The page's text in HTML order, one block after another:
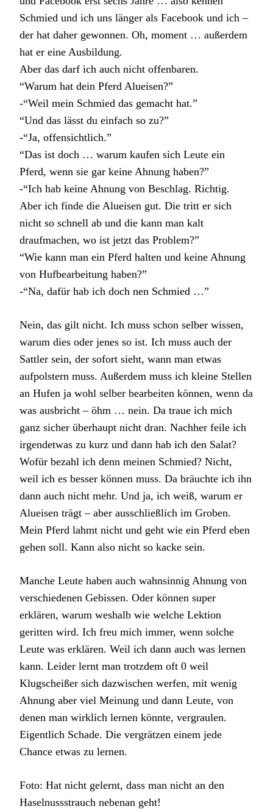
Schmied und ich uns länger als Facebook und ich –
der hat daher gewonnen. Oh, moment … außerdem
hat er eine Ausbildung.
Aber das darf ich auch nicht offenbaren.
“Warum hat dein Pferd Alueisen?”
-“Weil mein Schmied das gemacht hat.”
“Und das lässt du einfach so zu?”
-“Ja, offensichtlich.”
“Das ist doch … warum kaufen sich Leute ein
Pferd, wenn sie gar keine Ahnung haben?”
-“Ich hab keine Ahnung von Beschlag. Richtig.
Aber ich finde die Alueisen gut. Die tritt er sich
nicht so schnell ab und die kann man kalt
draufmachen, wo ist jetzt das Problem?”
“Wie kann man ein Pferd halten und keine Ahnung
von Hufbearbeitung haben?”
-“Na, dafür hab ich doch nen Schmied …”
Nein, das gilt nicht. Ich muss schon selber wissen,
warum dies oder jenes so ist. Ich muss auch der
Sattler sein, der sofort sieht, wann man etwas
aufpolstern muss. Außerdem muss ich kleine Stellen
an Hufen ja wohl selber bearbeiten können, wenn da
was ausbricht – öhm … nein. Da traue ich mich
ganz sicher überhaupt nicht dran. Nachher feile ich
irgendetwas zu kurz und dann hab ich den Salat?
Wofür bezahl ich denn meinen Schmied? Nicht,
weil ich es besser können muss. Da bräuchte ich ihn
dann auch nicht mehr. Und ja, ich weiß, warum er
Alueisen trägt – aber ausschließlich im Groben.
Mein Pferd lahmt nicht und geht wie ein Pferd eben
gehen soll. Kann also nicht so kacke sein.
Manche Leute haben auch wahnsinnig Ahnung von
verschiedenen Gebissen. Oder können super
erklären, warum weshalb wie welche Lektion
geritten wird. Ich freu mich immer, wenn solche
Leute was erklären. Weil ich dann auch was lernen
kann. Leider lernt man trotzdem oft 0 weil
Klugscheißer sich dazwischen werfen, mit wenig
Ahnung aber viel Meinung und dann Leute, von
denen man wirklich lernen könnte, vergraulen.
Eigentlich Schade. Die vergrätzen einem jede
Chance etwas zu lernen.
Foto: Hat nicht gelernt, dass man nicht an den
Haselnussstrauch nebenan geht!